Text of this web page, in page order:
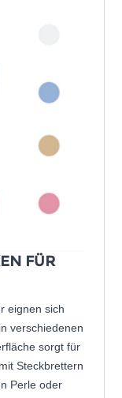
FÜR
eignen sich
verschiedenen
sorgt für
Steckbrettern
Perle oder